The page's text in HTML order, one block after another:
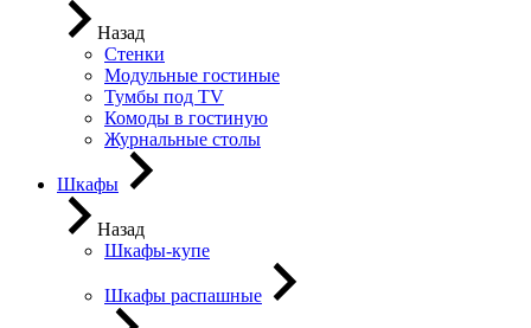
Назад
Стенки
Модульные гостиные
Тумбы под ТV
Комоды в гостиную
Журнальные столы
Шкафы
Назад
Шкафы-купе
Шкафы распашные